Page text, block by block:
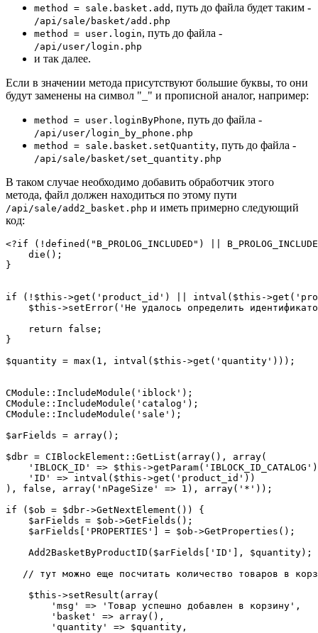
method = sale.basket.add , путь до файла будет таким -
/api/sale/basket/add.php
method = user.login, путь до файла -
/api/user/login.php
и так далее.
Если в значении метода присутствуют большие буквы, то они
будут заменены на символ "_" и прописной аналог, например:
method = user.loginByPhone, путь до файла -
/api/user/login_by_phone.php
method = sale.basket.setQuantity, путь до файла -
/api/sale/basket/set_quantity.php
В таком случае необходимо добавить обработчик этого
метода, файл должен находиться по этому пути
/api/sale/add2_basket.php и иметь примерно следующий
код:
<?if (!defined("B_PROLOG_INCLUDED") ||
    die();
}
if (!$this->get('product_id') || intval($this-
$this->setError('Не удалось определить
    return false;
}
$quantity = max(1, intval($this->get('quantity')));
CModule::IncludeModule('iblock');
CModule::IncludeModule('catalog');
CModule::IncludeModule('sale');
$arFields = array();
$dbr = CIBlockElement::GetList(array(), array(
'IBLOCK_ID' => $this-
    'ID' => intval($this->get('product_id'))
), false, array('nPageSize' => 1), array('*'));
if ($ob = $dbr->GetNextElement()) {
    $arFields = $ob->GetFields();
    $arFields['PROPERTIES'] = $ob->GetProperties();
    Add2BasketByProductID($arFields['ID'], $quantity);
// тут можно еще посчитать количество товаров в
    $this->setResult(array(
        'msg' => 'Товар успешно добавлен в корзину',
        'basket' => array(),
        'quantity' => $quantity,